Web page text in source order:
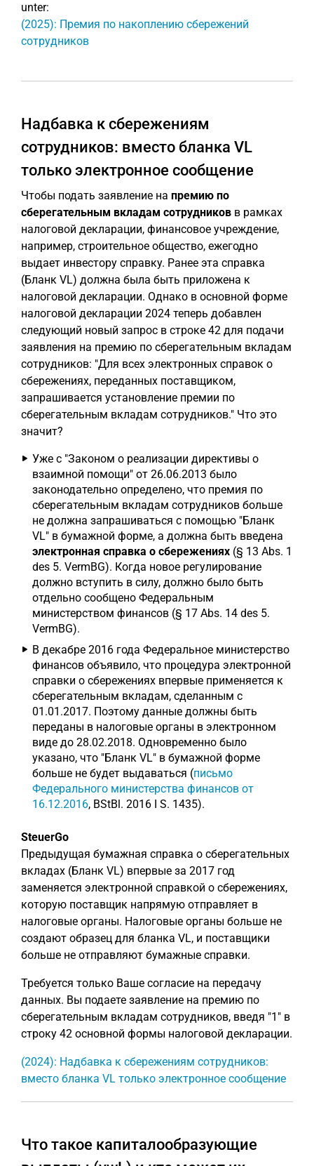
unter:
(2025): Премия по накоплению сбережений
сотрудников
Надбавка к сбережениям
сотрудников: вместо бланка VL
только электронное сообщение
Чтобы подать заявление на премию по
сберегательным вкладам сотрудников в рамках
налоговой декларации, финансовое учреждение,
например, строительное общество, ежегодно
выдает инвестору справку. Ранее эта справка
(Бланк VL) должна была быть приложена к
налоговой декларации. Однако в основной форме
налоговой декларации 2024 теперь добавлен
следующий новый запрос в строке 42 для подачи
заявления на премию по сберегательным вкладам
сотрудников: "Для всех электронных справок о
сбережениях, переданных поставщиком,
запрашивается установление премии по
сберегательным вкладам сотрудников." Что это
значит?
Уже с "Законом о реализации директивы о
взаимной помощи" от 26.06.2013 было
законодательно определено, что премия по
сберегательным вкладам сотрудников больше
не должна запрашиваться с помощью "Бланк
VL" в бумажной форме, а должна быть введена
электронная справка о сбережениях (§ 13 Abs. 1
des 5. VermBG). Когда новое регулирование
должно вступить в силу, должно было быть
отдельно сообщено Федеральным
министерством финансов (§ 17 Abs. 14 des 5.
VermBG).
В декабре 2016 года Федеральное министерство
финансов объявило, что процедура электронной
справки о сбережениях впервые применяется к
сберегательным вкладам, сделанным с
01.01.2017. Поэтому данные должны быть
переданы в налоговые органы в электронном
виде до 28.02.2018. Одновременно было
указано, что "Бланк VL" в бумажной форме
больше не будет выдаваться (письмо
Федерального министерства финансов от
16.12.2016, BStBl. 2016 I S. 1435).
SteuerGo
Предыдущая бумажная справка о сберегательных
вкладах (Бланк VL) впервые за 2017 год
заменяется электронной справкой о сбережениях,
которую поставщик напрямую отправляет в
налоговые органы. Налоговые органы больше не
создают образец для бланка VL, и поставщики
больше не отправляют бумажные справки.
Требуется только Ваше согласие на передачу
данных. Вы подаете заявление на премию по
сберегательным вкладам сотрудников, введя "1" в
строку 42 основной формы налоговой декларации.
(2024): Надбавка к сбережениям сотрудников:
вместо бланка VL только электронное сообщение
Что такое капиталообразующие